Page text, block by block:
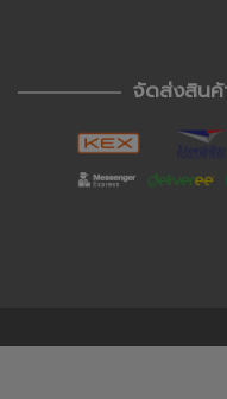
จัดส่งสินค้